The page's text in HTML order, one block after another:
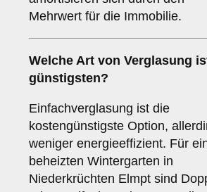
Mehrwert für die Immobilie.
Welche Art von Verglasung
günstigsten?
Einfachverglasung ist die
kostengünstigste Option,
weniger energieeffizient. Für
beheizten Wintergarten in
Niederkrüchten Elmpt sind